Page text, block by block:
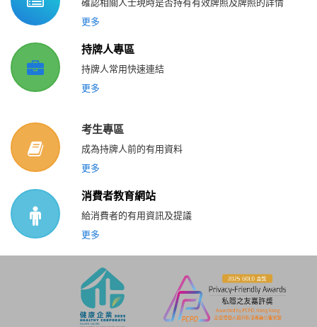
更多
持牌人專區
持牌人常用快速連結
更多
考生專區
成為持牌人前的有用資料
更多
消費者教育網站
給消費者的有用資訊及提議
更多